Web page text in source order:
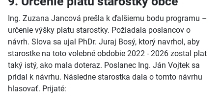
Ing. Zuzana Jancová prešla k ďalšiemu bodu programu –
určenie výšky platu starostky. Požiadala poslancov o
návrh. Slova sa ujal PhDr. Juraj Bosý, ktorý navrhol, aby
starostke na toto volebné obdobie 2022 - 2026 zostal plat
taký istý, ako mala doteraz. Poslanec Ing. Ján Vojtek sa
pridal k návrhu. Následne starostka dala o tomto návrhu
hlasovať. Prijaté: